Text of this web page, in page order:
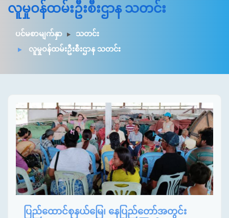
လူမှုဝန်ထမ်းဦးစီးဌာန သတင်း
ပင်မစာမျက်နှာ
သတင်း
လူမှုဝန်ထမ်းဦးစီးဌာန သတင်း
ပြည်ထောင်စုနယ်မြေ၊ နေပြည်တော်အတွင်း